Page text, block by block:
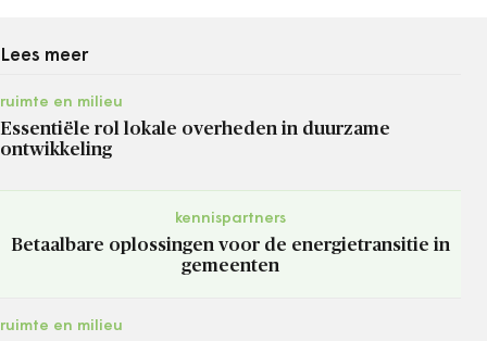
Lees meer
ruimte en milieu
Essentiële rol lokale overheden in duurzame
ontwikkeling
kennispartners
Betaalbare oplossingen voor de energietransitie in
gemeenten
ruimte en milieu